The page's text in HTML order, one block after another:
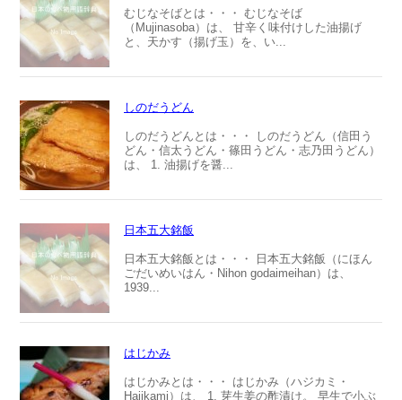
むじなそばとは・・・ むじなそば
（Mujinasoba）は、 甘辛く味付けした油揚げ
と、天かす（揚げ玉）を、い...
しのだうどん
しのだうどんとは・・・ しのだうどん（信田う
どん・信太うどん・篠田うどん・志乃田うどん）
は、 1. 油揚げを醤...
日本五大銘飯
日本五大銘飯とは・・・ 日本五大銘飯（にほん
ごだいめいはん・Nihon godaimeihan）は、
1939...
はじかみ
はじかみとは・・・ はじかみ（ハジカミ・
Hajikami）は、 1. 芽生姜の酢漬け。 早生で小ぶ